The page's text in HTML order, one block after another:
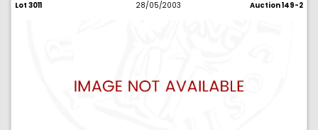
Lot 3011 28/05/2003 Auction 149-2